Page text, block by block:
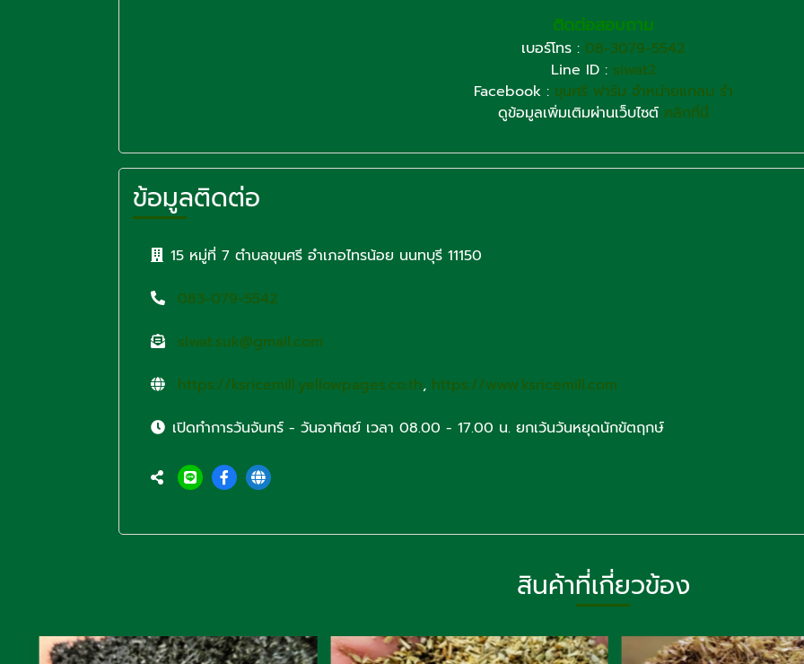
ติดต่อสอบถาม
เบอร์โทร : 08-3079-5542
Line ID : siwat2
Facebook : ขุนศรี ฟาร์ม จำหน่ายแกลบ รำ
ดูข้อมูลเพิ่มเติมผ่านเว็บไซต์ คลิกที่นี่
ข้อมูลติดต่อ
15 หมู่ที่ 7 ตำบลขุนศรี อำเภอไทรน้อย นนทบุรี 11150
083-079-5542
siwat.suk@gmail.com
https://ksricemill.yellowpages.co.th, https://www.ksricemill.com
เปิดทำการวันจันทร์ - วันอาทิตย์ เวลา 08.00 - 17.00 น. ยกเว้นวันหยุดนักขัตฤกษ์
สินค้าที่เกี่ยวข้อง